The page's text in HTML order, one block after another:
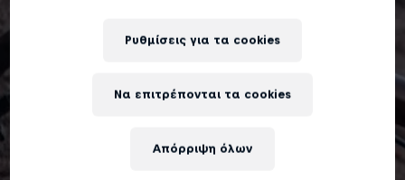
Ρυθμίσεις για τα cookies
Απόρριψη όλων
Να επιτρέπονται τα cookies